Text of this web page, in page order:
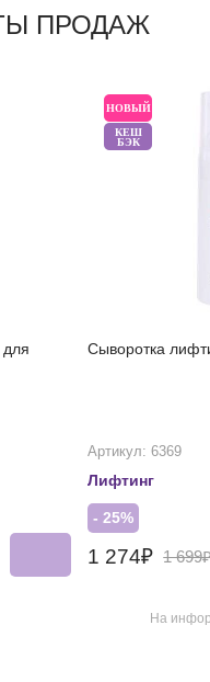
ПРОДАЖ
НОВЫЙ
КЕШ
БЭК
Сыворотка
Артикул: 6369
Лифтинг
- 25%
1 274₽ 1
На